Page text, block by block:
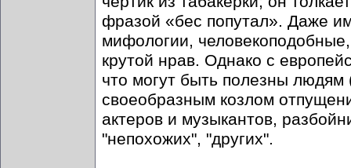
фразой «бес попутал». Даже
мифологии,
крутой нрав. Однако с
что могут быть полезны
своеобразным козлом
актеров и музыкантов,
"непохожих", "других".